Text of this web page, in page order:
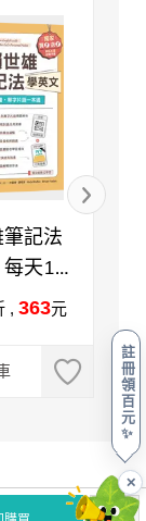
註
冊
領
百
元
✨
✕
記法
每天10
片語
，買紙
子書）
, 363元
心
簡
電
加